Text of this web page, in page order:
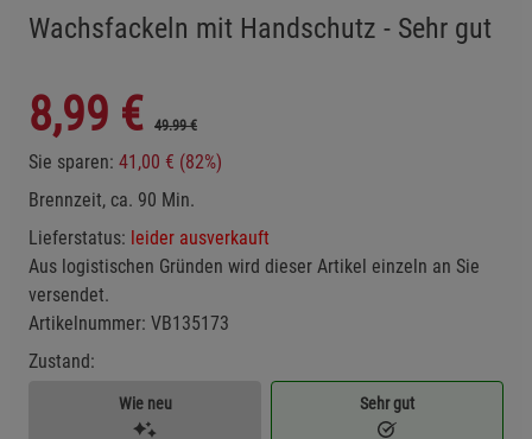
Wachsfackeln mit Handschutz - Sehr gut
8,99 € 49.99 €
Sie sparen: 41,00 € (82%)
Brennzeit, ca. 90 Min.
Lieferstatus: leider ausverkauft
Aus logistischen Gründen wird dieser Artikel einzeln an Sie
versendet.
Artikelnummer: VB135173
Zustand:
Wie neu Sehr gut